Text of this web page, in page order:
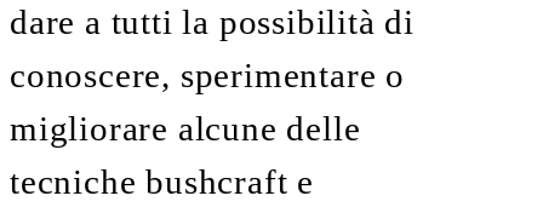
dare a tutti la possibilità di
conoscere, sperimentare o
migliorare alcune delle
tecniche bushcraft e